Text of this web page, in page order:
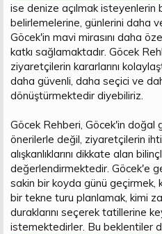
ise denize açılmak isteyenlerin
belirlemelerine, günlerini daha
Göcek'in mavi mirasını daha
katkı sağlamaktadır. Göcek
ziyaretçilerin kararlarını
daha güvenli, daha seçici ve
dönüştürmektedir diyebiliriz.
Göcek Rehberi, Göcek'in doğal
önerilerle değil, ziyaretçilerin
alışkanlıklarını dikkate alan
değerlendirmektedir. Göcek'e
sakin bir koyda günü geçirmek,
bir tekne turu planlamak, kimi
duraklarını seçerek tatillerine
istemektedirler. Bu beklentiler